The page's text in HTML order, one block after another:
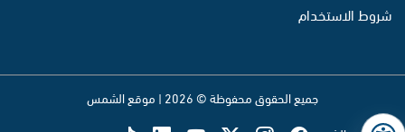
شروط الاستخدام
جميع الحقوق محفوظة © 2026 | موقع الشمس